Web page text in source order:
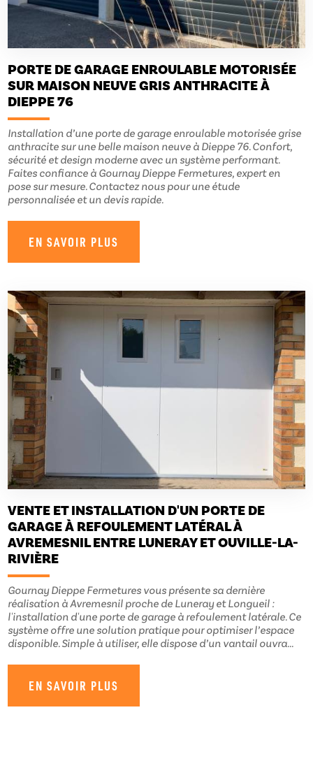
PORTE DE GARAGE ENROULABLE MOTORISÉE
SUR MAISON NEUVE GRIS ANTHRACITE À
DIEPPE 76
Installation d’une porte de garage enroulable motorisée grise
anthracite sur une belle maison neuve à Dieppe 76. Confort,
sécurité et design moderne avec un système performant.
Faites confiance à Gournay Dieppe Fermetures, expert en
pose sur mesure. Contactez nous pour une étude
personnalisée et un devis rapide.
EN SAVOIR PLUS
VENTE ET INSTALLATION D'UN PORTE DE
GARAGE À REFOULEMENT LATÉRAL À
AVREMESNIL ENTRE LUNERAY ET OUVILLE-LA-
RIVIÈRE
Gournay Dieppe Fermetures vous présente sa dernière
réalisation à Avremesnil proche de Luneray et Longueil :
l'installation d'une porte de garage à refoulement latérale. Ce
système offre une solution pratique pour optimiser l’espace
disponible. Simple à utiliser, elle dispose d’un vantail ouvra...
EN SAVOIR PLUS